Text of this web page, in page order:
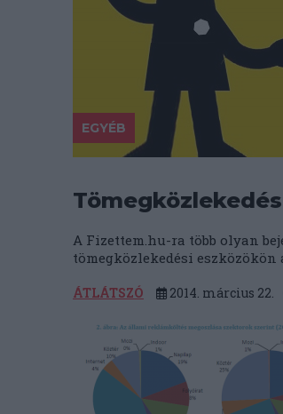
EGYÉB
A Fizettem.hu-ra több olyan
tömegközlekedési eszközökön
ÁTLÁTSZÓ 2014. március 22.